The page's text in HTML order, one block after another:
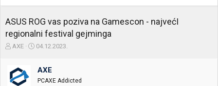
ASUS ROG vas poziva na Gamescon - najvećI
regionalni festival gejminga
Z
e
t
AXE
D
u
m
04.12.2023.
AXE
PCAXE Addicted